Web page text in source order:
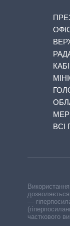
ВСІ
—
часткового